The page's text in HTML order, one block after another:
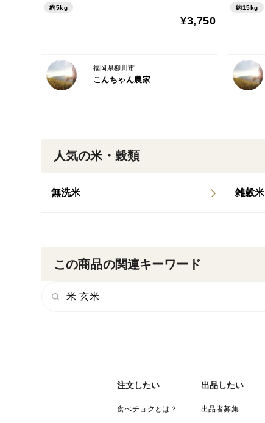
人気の米・穀類
無洗米 雑穀米
約5kg
¥3,750
福岡県柳川市
こんちゃん農家
約15kg
この商品の関連キーワード
米 玄米
注文したい
食べチョクとは？
出品したい
出品者募集